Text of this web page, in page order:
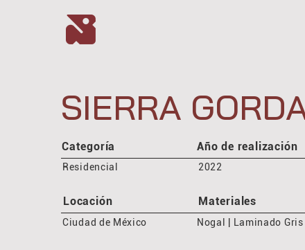
SIERRA
Categoría Año de realización
Residencial 2022
Locación Materiales
Ciudad de México Nogal | Laminado